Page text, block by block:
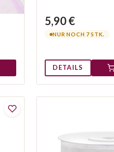
5,90 €
NUR NOCH 7 STK.
DETAILS